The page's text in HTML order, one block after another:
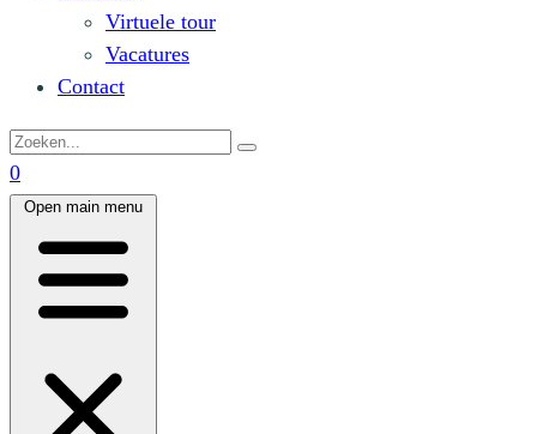
Virtuele tour
Vacatures
Contact
0
Open main menu